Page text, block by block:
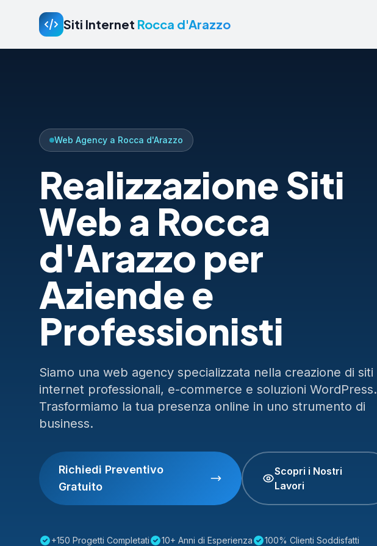
Siti Internet Rocca d'Arazzo
Web Agency a Rocca d'Arazzo
Realizzazione Siti
Web a Rocca
d'Arazzo per
Aziende e
Professionisti
Siamo una web agency specializzata nella creazione di siti
internet professionali, e-commerce e soluzioni WordPress.
Trasformiamo la tua presenza online in uno strumento di
business.
Richiedi Preventivo
Gratuito
Scopri i Nostri
Lavori
+150 Progetti Completati 10+ Anni di Esperienza 100% Clienti Soddisfatti